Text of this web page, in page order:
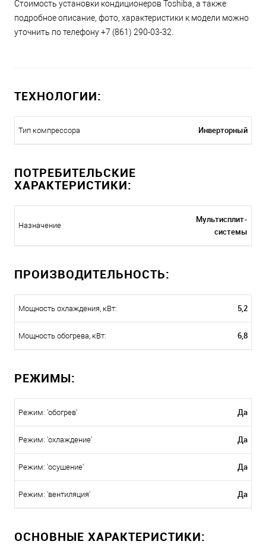
Стоимость установки кондиционеров Toshiba, а также
подробное описание, фото, характеристики к модели можно
уточнить по телефону +7 (861) 290-03-32.
ТЕХНОЛОГИИ:
Тип компрессора Инверторный
ПОТРЕБИТЕЛЬСКИЕ
ХАРАКТЕРИСТИКИ:
Назначение
Мультисплит-
системы
ПРОИЗВОДИТЕЛЬНОСТЬ:
Мощность охлаждения, кВт: 5,2
Мощность обогрева, кВт: 6,8
РЕЖИМЫ:
Режим: 'обогрев' Да
Режим: 'охлаждение' Да
Режим: 'осушение' Да
Режим: 'вентиляция' Да
ОСНОВНЫЕ ХАРАКТЕРИСТИКИ: